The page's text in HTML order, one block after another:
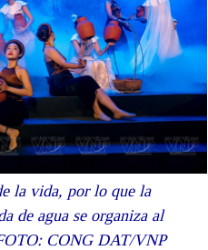
la vida, por lo que la
de agua se organiza al
CONG DAT/VNP